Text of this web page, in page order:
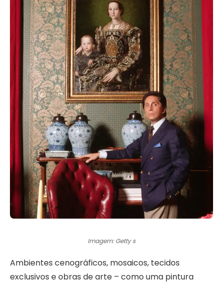
Imagem: Getty s
Ambientes cenográficos, mosaicos, tecidos
exclusivos e obras de arte – como uma pintura